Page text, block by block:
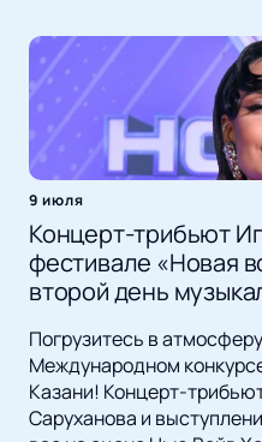
9 июля
Концерт-трибьют
фестивале «Новая
второй день
Погрузитесь в
Международном
Казани! Концерт-
Саруханова и